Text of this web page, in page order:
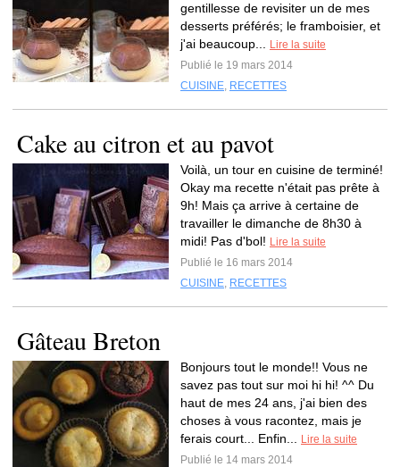
gentillesse de revisiter un de mes
desserts préférés; le framboisier, et
j'ai beaucoup...
Lire la suite
Publié le 19 mars 2014
CUISINE, RECETTES
Cake au citron et au pavot
Voilà, un tour en cuisine de terminé!
Okay ma recette n'était pas prête à
9h! Mais ça arrive à certaine de
travailler le dimanche de 8h30 à
midi! Pas d'bol! Lire la suite
Publié le 16 mars 2014
CUISINE, RECETTES
Gâteau Breton
Bonjours tout le monde!! Vous ne
savez pas tout sur moi hi hi! ^^ Du
haut de mes 24 ans, j'ai bien des
choses à vous racontez, mais je
ferais court... Enfin...
Lire la suite
Publié le 14 mars 2014